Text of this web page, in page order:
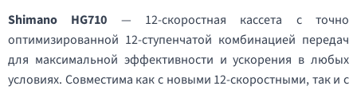
Shimano HG710 — 12-скоростная кассета с точно
оптимизированной 12-ступенчатой комбинацией передач
для максимальной эффективности и ускорения в любых
условиях. Совместима как с новыми 12-скоростными, так и с